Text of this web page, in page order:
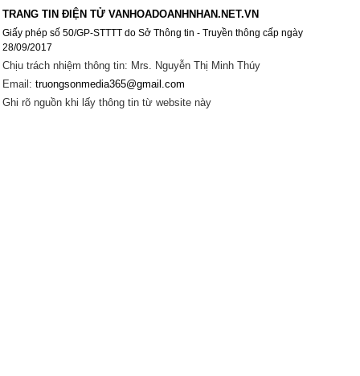
TRANG TIN ĐIỆN TỬ VANHOADOANHNHAN.NET.VN
Giấy phép số 50/GP-STTTT do Sở Thông tin - Truyền thông cấp ngày
28/09/2017
Chịu trách nhiệm thông tin: Mrs. Nguyễn Thị Minh Thúy
Email: truongsonmedia365@gmail.com
Ghi rõ nguồn khi lấy thông tin từ website này